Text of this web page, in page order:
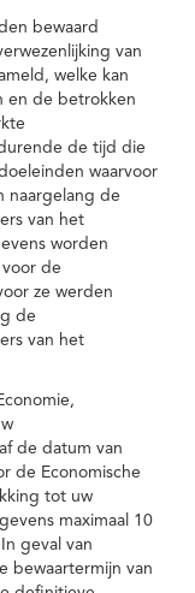
bewaard
van
welke kan
en de betrokken
de tijd die
waarvoor
naargelang de
van het
worden
de
ze werden
de
van het
de datum van
de Economische
tot uw
maximaal 10
geval van
bewaartermijn van